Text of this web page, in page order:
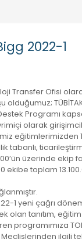
2022-1
Transfer Ofisi
olduğumuz;
Programı
olarak
eğitimlerimizden
tabanlı,
üzerinde ekip
ekibe toplam
1 yeni çağrı
olan tanıtım,
programımıza
ilgili